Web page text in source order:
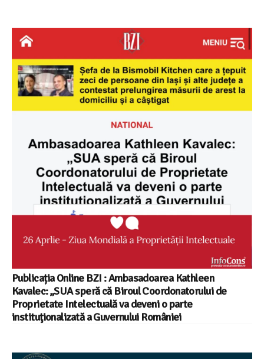
Publicația Online BZI : Ambasadoarea Kathleen
Kavalec: „SUA speră că Biroul Coordonatorului de
Proprietate Intelectuală va deveni o parte
instituţionalizată a Guvernului României